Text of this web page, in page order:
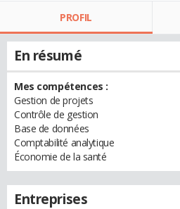
PROFIL
En résumé
Mes compétences :
Gestion de projets
Contrôle de gestion
Base de données
Comptabilité analytique
Économie de la santé
Entreprises